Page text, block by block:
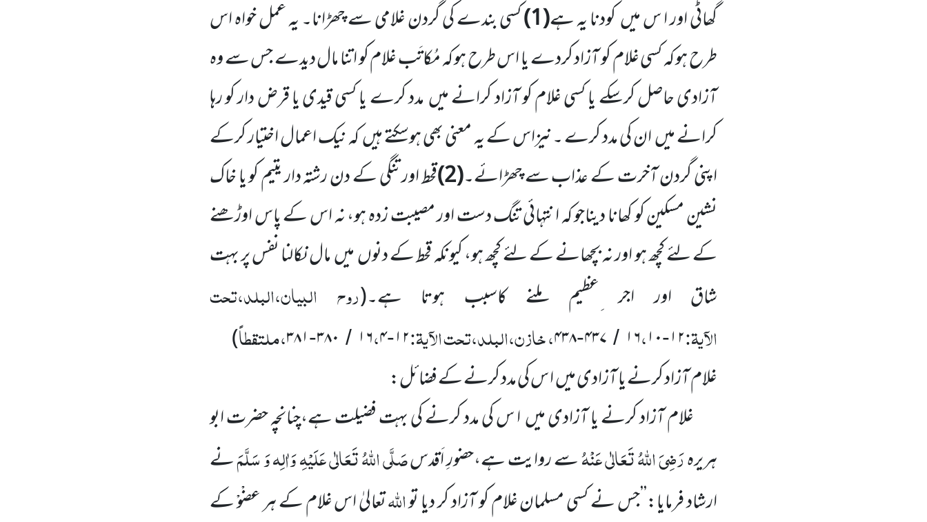
گھاٹی اور ا س میں کودنا یہ ہے(1)
کسی بندے کی گردن غلامی سے چھڑانا۔ یہ عمل خواہ اس
طرح ہو کہ کسی غلام کو آزاد کردے یا اس طرح ہو کہ مُکاتَب غلام کو اتنا مال دیدے جس سے وہ
آزادی حاصل کرسکے یا کسی غلام کو آزاد کرانے میں مدد کرے یا کسی قیدی یا قرض دار کو رہا
کرانے میں ان کی مدد کرے ۔نیزاس کے یہ معنی بھی ہوسکتے ہیں کہ نیک اعمال اختیار کرکے
اپنی گردن آخرت کے عذاب سے چھڑائے۔(2) قحط اور تنگی کے دن رشتہ دار یتیم کو یا خاک
نشین مسکین کو کھانا دیناجو کہ انتہائی تنگ دست اور مصیبت زدہ ہو، نہ اس کے پاس اوڑھنے
کے لئے کچھ ہو اور نہ بچھانے کے لئے کچھ ہو، کیونکہ قحط کے دنوں میں مال نکالنا نفس پر بہت
شاق اور اجر ِعظیم ملنے کاسبب ہوتا ہے۔(روح البیان،البلد،تحت
الآیۃ:۱۲- ۱۶،۱۰ / ۴۳۷-۴۳۸، خازن،البلد،تحت الآیۃ:۱۲- ۱۶،۴ / ۳۸۰-۳۸۱،ملتقطاً)
غلام آزاد کرنے یا آزادی میں ا س کی مدد کرنے کے فضائل:
غلام آزاد کرنے یا آزادی میں ا س کی مدد کرنے کی بہت فضیلت ہے،چنانچہ حضرت ابو
ہریرہرَضِیَ اللّٰہُ تَعَالٰی عَنْہُسے روایت ہے،حضورِ اَقدسصَلَّی اللّٰہُ تَعَالٰی عَلَیْہِ وَاٰلِہ وَ سَلَّمَنے
ارشاد فرمایا:’’جس نے کسی مسلمان غلام کو آزاد کر دیا تواللّٰہتعالیٰ اس غلام کے ہر عضْوْ کے